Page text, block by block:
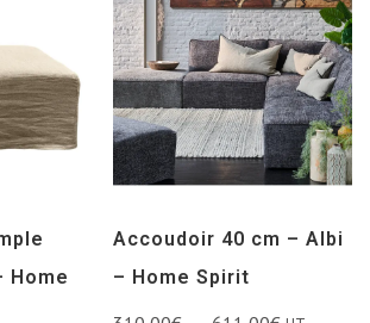
Home
Accoudoir 40 cm – Albi
– Home Spirit